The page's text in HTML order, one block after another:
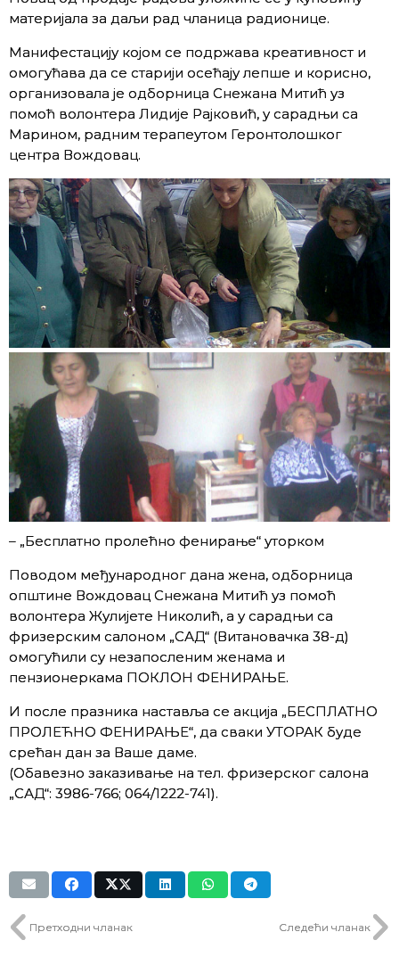
материјала за даљи рад чланица радионице.
Манифестацију којом се подржава креативност и
омогућава да се старији осећају лепше и корисно,
организовала је одборница Снежана Митић уз
помоћ волонтера Лидије Рајковић, у сарадњи са
Марином, радним терапеутом Геронтолошког
центра Вождовац.
– „Бесплатно пролећно фенирање“ уторком
Поводом међународног дана жена, одборница
општине Вождовац Снежана Митић уз помоћ
волонтера Жулијете Николић, а у сарадњи са
фризерским салоном „САД“ (Витановачка 38-д)
омогућили су незапосленим женама и
пензионеркама ПОКЛОН ФЕНИРАЊЕ.
И после празника наставља се акција „БЕСПЛАТНО
ПРОЛЕЋНО ФЕНИРАЊЕ“, да сваки УТОРАК буде
срећан дан за Ваше даме.
(Обавезно заказивање на тел. фризерског салона
„САД“: 3986-766; 064/1222-741).
Претходни чланак Следећи чланак